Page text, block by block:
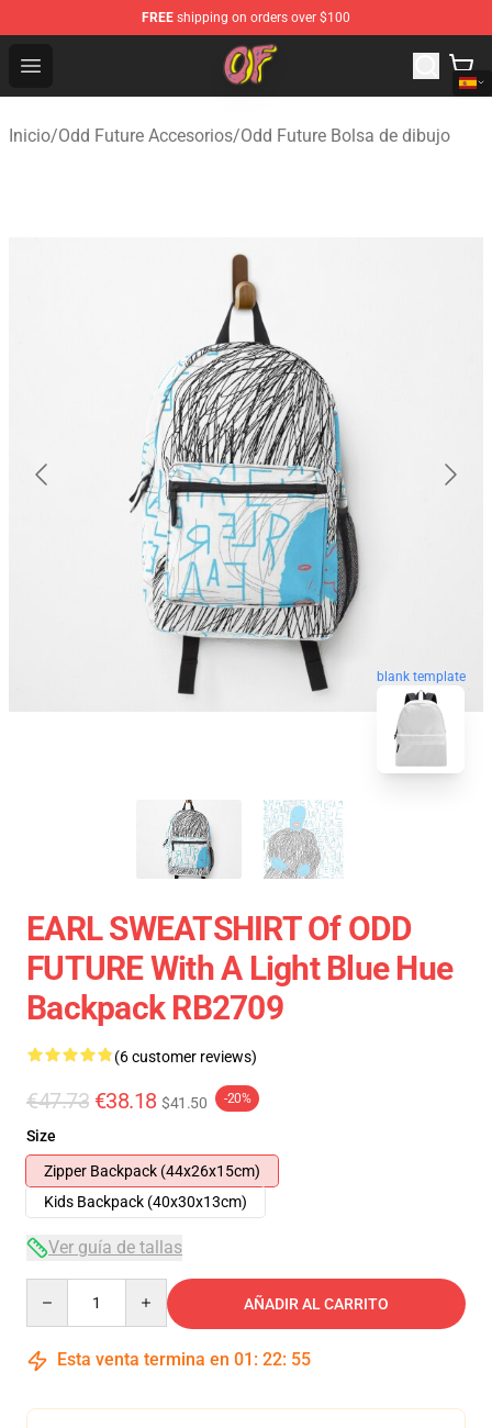
FREE shipping on orders over $100
Open menu
Odd Future Shop - Official Odd Future Merchandise Store
Inicio/Odd Future Accesorios/Odd Future Bolsa de dibujo
blank template
EARL SWEATSHIRT Of ODD
FUTURE With A Light Blue Hue
Backpack RB2709
(6 customer reviews)
€47.73 €38.18 $41.50 -20%
Size
Zipper Backpack (44x26x15cm)
Kids Backpack (40x30x13cm)
Ver guía de tallas
AÑADIR AL CARRITO
Esta venta termina en 01 : 22: 54